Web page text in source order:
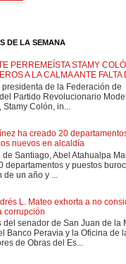
DE LA SEMANA
PERREMEÍSTA STAMY
A LA CALMA ANTE
de la Federación de
Partido Revolucionario
Colón, in...
ha creado 20
nuevos en alcaldía
de Santiago, Abel Atahualpa
departamentos y puestos
un año y ...
L. Mateo exhorta a no
corrupción
del senador de San Juan de la
Banco Peravia y la Oficina de
de Obras del Es...